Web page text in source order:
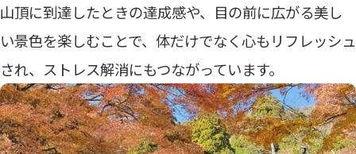
山頂に到達したときの達成感や、目の前に広がる美し
い景色を楽しむことで、体だけでなく心もリフレッシュ
され、ストレス解消にもつながっています。